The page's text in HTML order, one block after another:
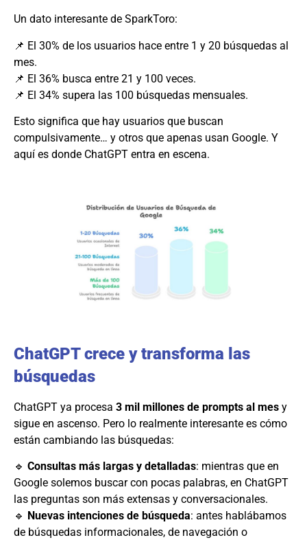
Un dato interesante de SparkToro:
📌 El 30% de los usuarios hace entre 1 y 20 búsquedas al
mes.
📌 El 36% busca entre 21 y 100 veces.
📌 El 34% supera las 100 búsquedas mensuales.
Esto significa que hay usuarios que buscan
compulsivamente… y otros que apenas usan Google. Y
aquí es donde ChatGPT entra en escena.
ChatGPT crece y transforma las
búsquedas
ChatGPT ya procesa 3 mil millones de prompts al mes y
sigue en ascenso. Pero lo realmente interesante es cómo
están cambiando las búsquedas:
🔹 Consultas más largas y detalladas: mientras que en
Google solemos buscar con pocas palabras, en ChatGPT
las preguntas son más extensas y conversacionales.
🔹 Nuevas intenciones de búsqueda: antes hablábamos
de búsquedas informacionales, de navegación o